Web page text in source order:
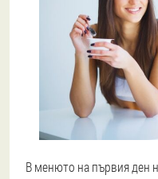
В менюто на първия ден